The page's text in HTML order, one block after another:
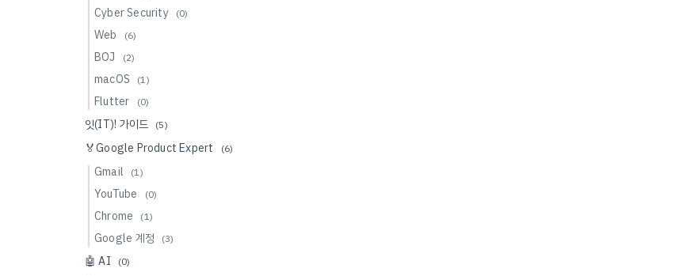
Cyber Security (0)
Web (6)
BOJ (2)
macOS (1)
Flutter (0)
잇(IT)! 가이드 (5)
🏅Google Product Expert (6)
Gmail (1)
YouTube (0)
Chrome (1)
Google 계정 (3)
🤖 AI (0)